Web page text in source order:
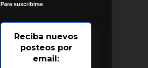
Para suscribirse
Reciba nuevos
posteos por
email: